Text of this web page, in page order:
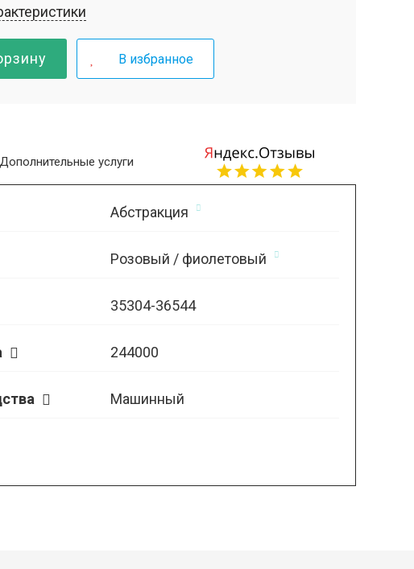
В избранное
Абстракция
Розовый / фиолетовый
35304-36544
244000
Машинный
Дополнительные услуги